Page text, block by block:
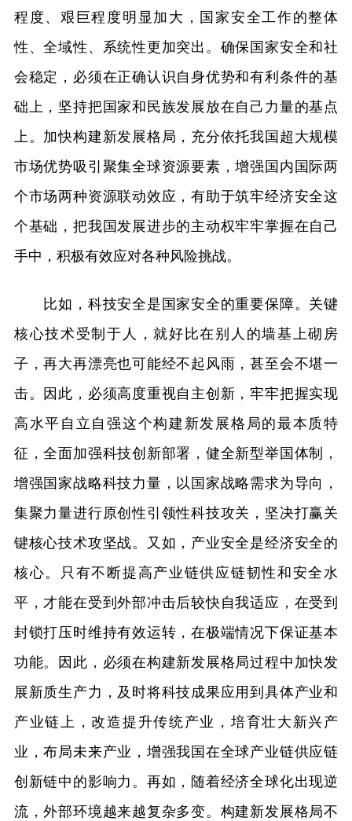
程度、艰巨程度明显加大，国家安全工作的整体
性、全域性、系统性更加突出。确保国家安全和社
会稳定，必须在正确认识自身优势和有利条件的基
础上，坚持把国家和民族发展放在自己力量的基点
上。加快构建新发展格局，充分依托我国超大规模
市场优势吸引聚集全球资源要素，增强国内国际两
个市场两种资源联动效应，有助于筑牢经济安全这
个基础，把我国发展进步的主动权牢牢掌握在自己
手中，积极有效应对各种风险挑战。
比如，科技安全是国家安全的重要保障。关键
核心技术受制于人，就好比在别人的墙基上砌房
子，再大再漂亮也可能经不起风雨，甚至会不堪一
击。因此，必须高度重视自主创新，牢牢把握实现
高水平自立自强这个构建新发展格局的最本质特
征，全面加强科技创新部署，健全新型举国体制，
增强国家战略科技力量，以国家战略需求为导向，
集聚力量进行原创性引领性科技攻关，坚决打赢关
键核心技术攻坚战。又如，产业安全是经济安全的
核心。只有不断提高产业链供应链韧性和安全水
平，才能在受到外部冲击后较快自我适应，在受到
封锁打压时维持有效运转，在极端情况下保证基本
功能。因此，必须在构建新发展格局过程中加快发
展新质生产力，及时将科技成果应用到具体产业和
产业链上，改造提升传统产业，培育壮大新兴产
业，布局未来产业，增强我国在全球产业链供应链
创新链中的影响力。再如，随着经济全球化出现逆
流，外部环境越来越复杂多变。构建新发展格局不